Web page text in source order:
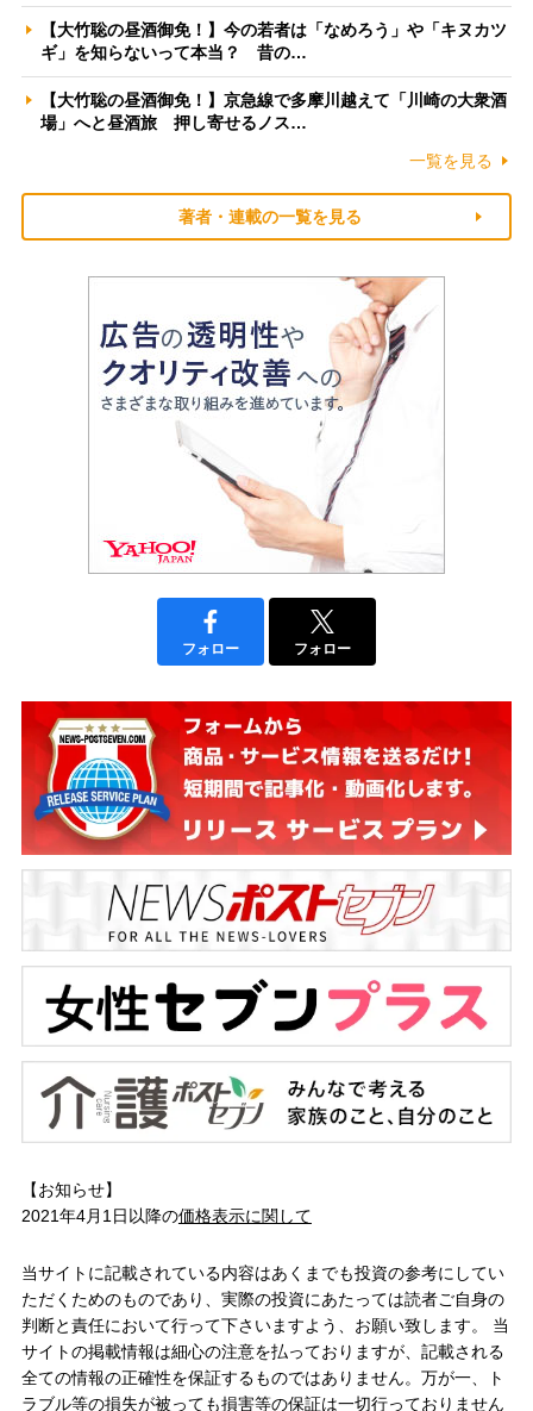
【大竹聡の昼酒御免！】今の若者は「なめろう」や「キヌカツ
ギ」を知らないって本当？ 昔の…
【大竹聡の昼酒御免！】京急線で多摩川越えて「川崎の大衆酒
場」へと昼酒旅 押し寄せるノス…
一覧を見る
著者・連載の一覧を見る
フォロー フォロー
【お知らせ】
2021年4月1日以降の価格表示に関して
当サイトに記載されている内容はあくまでも投資の参考にしてい
ただくためのものであり、実際の投資にあたっては読者ご自身の
判断と責任において行って下さいますよう、お願い致します。 当
サイトの掲載情報は細心の注意を払っておりますが、記載される
全ての情報の正確性を保証するものではありません。万が一、ト
ラブル等の損失が被っても損害等の保証は一切行っておりません